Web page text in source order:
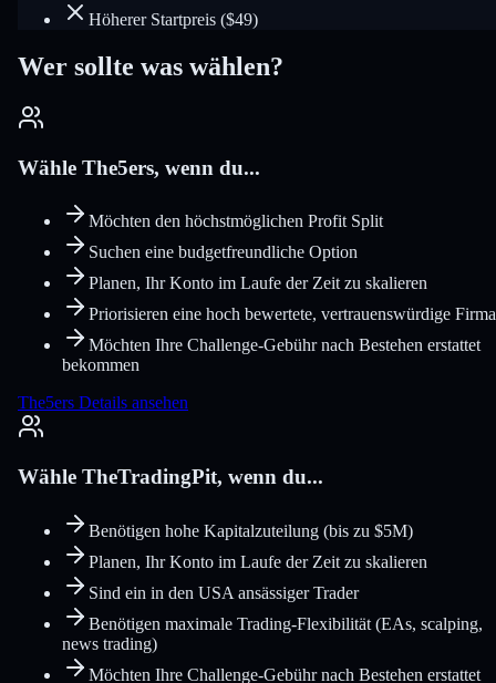
Höherer Startpreis ($49)
Wer sollte was wählen?
Wähle The5ers, wenn du...
Möchten den höchstmöglichen Profit Split
Suchen eine budgetfreundliche Option
Planen, Ihr Konto im Laufe der Zeit zu skalieren
Priorisieren eine hoch bewertete, vertrauenswürdige Firma
Möchten Ihre Challenge-Gebühr nach Bestehen erstattet
bekommen
The5ers Details ansehen
Wähle TheTradingPit, wenn du...
Benötigen hohe Kapitalzuteilung (bis zu $5M)
Planen, Ihr Konto im Laufe der Zeit zu skalieren
Sind ein in den USA ansässiger Trader
Benötigen maximale Trading-Flexibilität (EAs, scalping,
news trading)
Möchten Ihre Challenge-Gebühr nach Bestehen erstattet